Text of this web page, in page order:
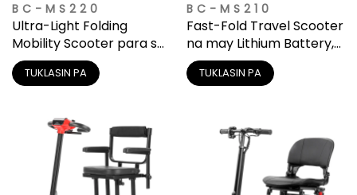
BC-MS220
Ultra-Light Folding
Mobility Scooter para sa
Compact Storage
TUKLASIN PA
BC-MS210
Fast-Fold Travel Scooter
na may Lithium Battery,
Kasya sa Car Trunk
TUKLASIN PA